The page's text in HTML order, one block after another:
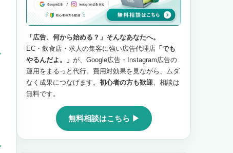
「広告、何から始める？」そんなあなたへ。
EC・飲食店・求人の集客に強い広告代理店 「でも
やるんだよ。」 が、Google広告・Instagram広告の
運用をまるっと代行。費用対効果を見ながら、ムダ
なく成果につなげます。 初心者の方も歓迎 、相談は
無料です。
無料相談はこちら ▶